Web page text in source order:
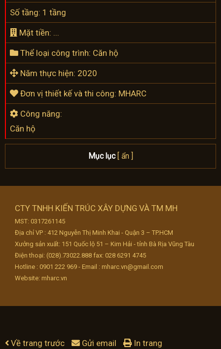
Số tầng: 1 tầng
Mặt tiền: ...
Thể loại công trình: Căn hộ
Năm thực hiện: 2020
Đơn vị thiết kế và thi công: MHARC
Công năng:
Căn hộ
Mục lục [ ẩn ]
CTY TNHH KIẾN TRÚC XÂY DỰNG VÀ TM MH
MST: 0317261145
Địa chỉ VP : 412 Nguyễn Thị Minh Khai - Quận 3 – TP.HCM
Xưởng sản xuất: 151 Quốc lộ 51 – Kim Hải - tỉnh Bà Rịa Vũng Tàu
Điện thoại: (028).73022.888 fax: 028 6291 4745
Hotline : 0901 222 969 - Email : mharc.vn@gmail.com
Website: mharc.vn
Về trang trước Gửi email In trang